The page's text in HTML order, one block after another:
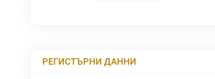
РЕГИСТЪРНИ ДАННИ